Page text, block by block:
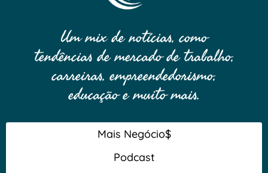
Um mix de notícias, como
tendências de mercado de trabalho,
carreiras, empreendedorismo,
educação e muito mais.
Mais Negócio$
Podcast